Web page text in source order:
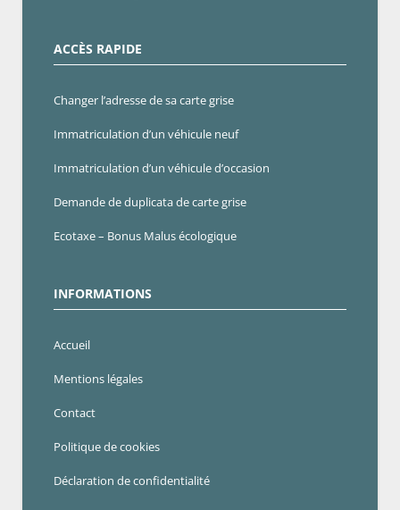
ACCÈS RAPIDE
Changer l’adresse de sa carte grise
Immatriculation d’un véhicule neuf
Immatriculation d’un véhicule d’occasion
Demande de duplicata de carte grise
Ecotaxe – Bonus Malus écologique
INFORMATIONS
Accueil
Mentions légales
Contact
Politique de cookies
Déclaration de confidentialité